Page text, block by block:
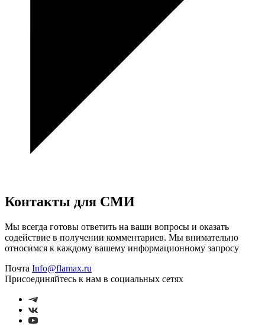
Контакты для СМИ
Мы всегда готовы ответить на ваши вопросы и оказать
содействие в получении комментариев. Мы внимательно
относимся к каждому вашему информационному запросу
Почта Info@flamax.ru
Присоединяйтесь к нам в социальных сетях